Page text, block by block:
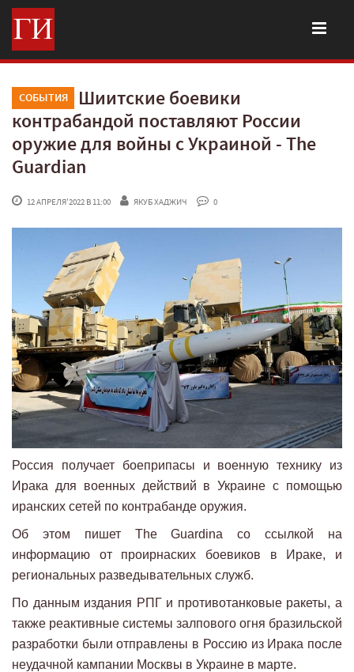
СОБЫТИЯ
Шиитские боевики
контрабандой поставляют России
оружие для войны с Украиной - The
Guardian
12 АПРЕЛЯ'2022 В 11:00 ЯКУБ ХАДЖИЧ 0
Россия получает боеприпасы и военную технику из
Ирака для военных действий в Украине с помощью
иранских сетей по контрабанде оружия.
Об этом пишет The Guardina со ссылкой на
информацию от проирнаских боевиков в Ираке, и
региональных разведывательных служб.
По данным издания РПГ и противотанковые ракеты, а
также реактивные системы залпового огня бразильской
разработки были отправлены в Россию из Ирака после
неудачной кампании Москвы в Украине в марте.